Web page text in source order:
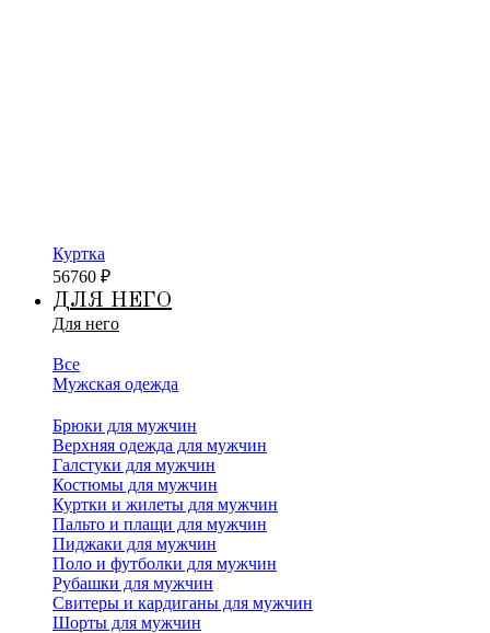
Куртка
56760 ₽
ДЛЯ НЕГО
Для него
Все
Мужская одежда
Брюки для мужчин
Верхняя одежда для мужчин
Галстуки для мужчин
Костюмы для мужчин
Куртки и жилеты для мужчин
Пальто и плащи для мужчин
Пиджаки для мужчин
Поло и футболки для мужчин
Рубашки для мужчин
Свитеры и кардиганы для мужчин
Шорты для мужчин